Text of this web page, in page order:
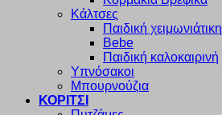
Κάλτσες
Παιδική χειμωνιάτικη
Bebe
Παιδική καλοκαιρινή
Υπνόσακοι
Μπουρνούζια
ΚΟΡΙΤΣΙ